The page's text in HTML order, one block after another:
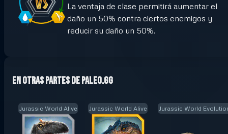
La ventaja de clase permitirá aumentar el
daño un 50% contra ciertos enemigos y
reducir su daño un 50%.
En otras partes de Paleo.GG
Jurassic World Alive Jurassic World Alive Jurassic World